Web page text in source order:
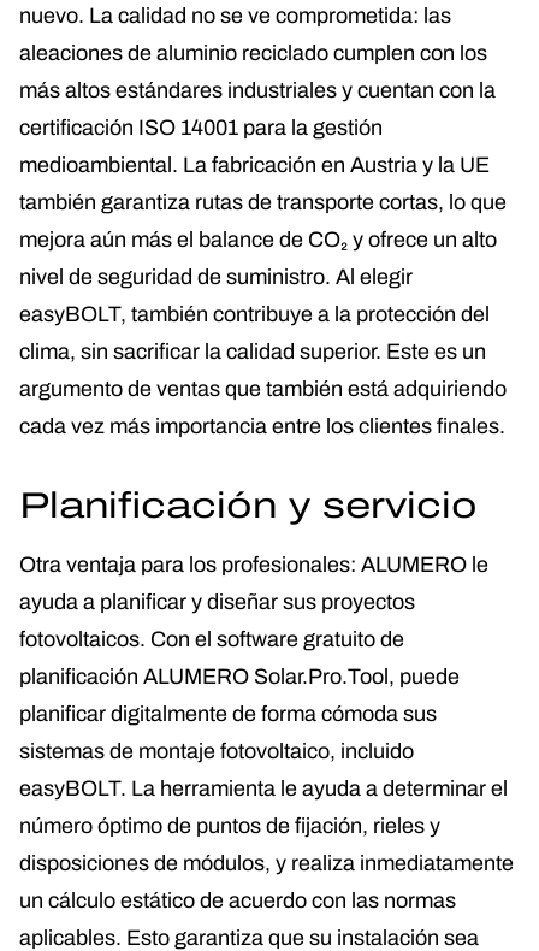
nuevo. La calidad no se ve comprometida: las
aleaciones de aluminio reciclado cumplen con los
más altos estándares industriales y cuentan con la
certificación ISO 14001 para la gestión
medioambiental. La fabricación en Austria y la UE
también garantiza rutas de transporte cortas, lo que
mejora aún más el balance de CO₂ y ofrece un alto
nivel de seguridad de suministro. Al elegir
easyBOLT, también contribuye a la protección del
clima, sin sacrificar la calidad superior. Este es un
argumento de ventas que también está adquiriendo
cada vez más importancia entre los clientes finales.
Planificación y servicio
Otra ventaja para los profesionales: ALUMERO le
ayuda a planificar y diseñar sus proyectos
fotovoltaicos. Con el software gratuito de
planificación ALUMERO Solar.Pro.Tool, puede
planificar digitalmente de forma cómoda sus
sistemas de montaje fotovoltaico, incluido
easyBOLT. La herramienta le ayuda a determinar el
número óptimo de puntos de fijación, rieles y
disposiciones de módulos, y realiza inmediatamente
un cálculo estático de acuerdo con las normas
aplicables. Esto garantiza que su instalación sea